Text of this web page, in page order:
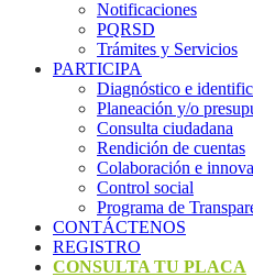
Notificaciones
PQRSD
Trámites y Servicios
PARTICIPA
Diagnóstico e
Planeación y/o
Consulta ciudadana
Rendición de cuentas
Colaboración e
Control social
Programa de
CONTÁCTENOS
REGISTRO
CONSULTA TU PLACA